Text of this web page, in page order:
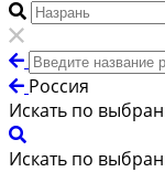
Россия
Искать по
Искать по